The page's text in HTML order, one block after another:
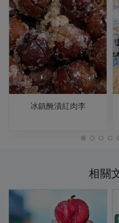
冰鎮醃漬紅肉李
相關